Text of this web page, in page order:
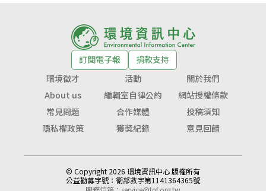
訂閱電子報
捐款支持
環境徵才
活動
關於我們
About us
編輯室自律公約
網站授權條款
常見問題
合作媒體
投稿須知
隱私權政策
獲獎紀錄 意見回饋
© Copyright 2026 環境資訊中心 版權所有
公益勸募字號： 衛部救字第1141364365號